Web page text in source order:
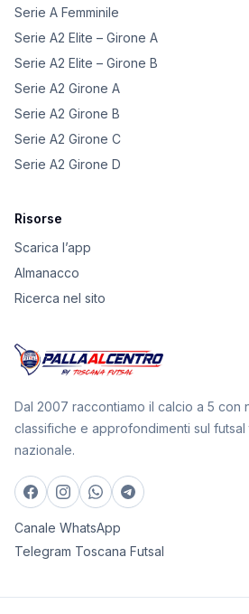
Serie A Femminile
Serie A2 Elite – Girone A
Serie A2 Elite – Girone B
Serie A2 Girone A
Serie A2 Girone B
Serie A2 Girone C
Serie A2 Girone D
Risorse
Scarica l’app
Almanacco
Ricerca nel sito
Dal 2007 raccontiamo il calcio a 5 con
classifiche e approfondimenti sul
nazionale.
Canale WhatsApp
Telegram Toscana Futsal